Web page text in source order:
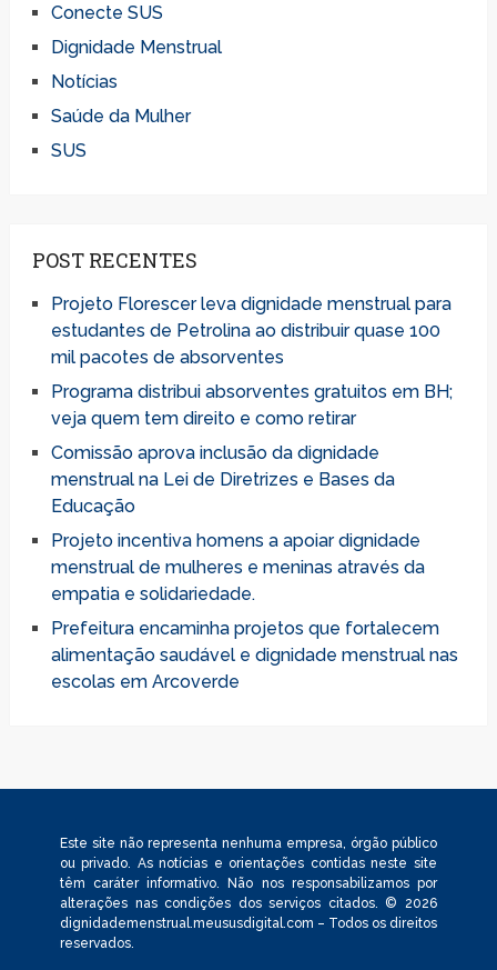
Conecte SUS
Dignidade Menstrual
Notícias
Saúde da Mulher
SUS
POST RECENTES
Projeto Florescer leva dignidade menstrual para
estudantes de Petrolina ao distribuir quase 100
mil pacotes de absorventes
Programa distribui absorventes gratuitos em BH;
veja quem tem direito e como retirar
Comissão aprova inclusão da dignidade
menstrual na Lei de Diretrizes e Bases da
Educação
Projeto incentiva homens a apoiar dignidade
menstrual de mulheres e meninas através da
empatia e solidariedade.
Prefeitura encaminha projetos que fortalecem
alimentação saudável e dignidade menstrual nas
escolas em Arcoverde
Este site não representa nenhuma empresa, órgão público
ou privado. As notícias e orientações contidas neste site
têm caráter informativo. Não nos responsabilizamos por
alterações nas condições dos serviços citados. © 2026
dignidademenstrual.meususdigital.com – Todos os direitos
reservados.